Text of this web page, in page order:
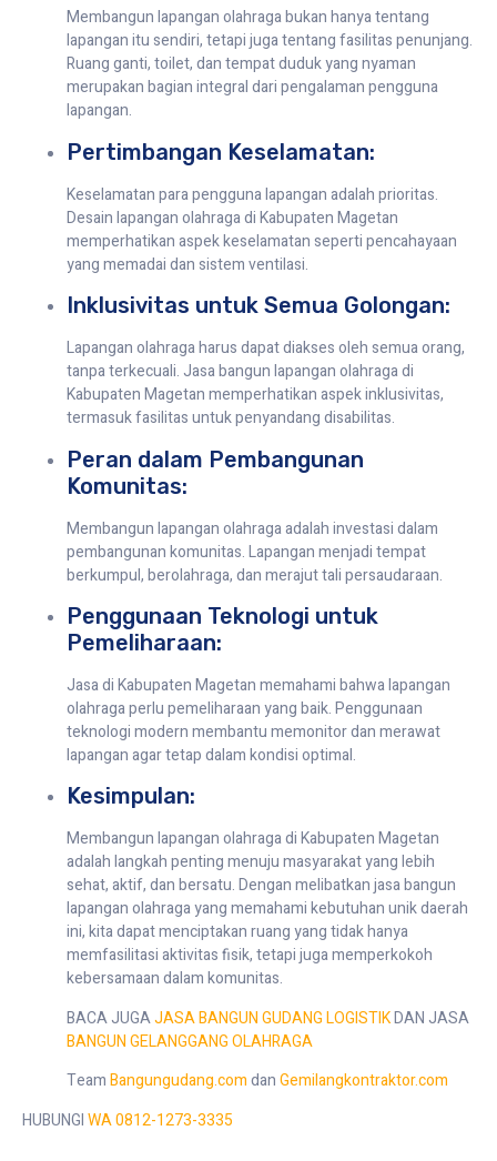
Membangun lapangan olahraga bukan hanya tentang
lapangan itu sendiri, tetapi juga tentang fasilitas penunjang.
Ruang ganti, toilet, dan tempat duduk yang nyaman
merupakan bagian integral dari pengalaman pengguna
lapangan.
Pertimbangan Keselamatan:
Keselamatan para pengguna lapangan adalah prioritas.
Desain lapangan olahraga di Kabupaten Magetan
memperhatikan aspek keselamatan seperti pencahayaan
yang memadai dan sistem ventilasi.
Inklusivitas untuk Semua Golongan:
Lapangan olahraga harus dapat diakses oleh semua orang,
tanpa terkecuali. Jasa bangun lapangan olahraga di
Kabupaten Magetan memperhatikan aspek inklusivitas,
termasuk fasilitas untuk penyandang disabilitas.
Peran dalam Pembangunan
Komunitas:
Membangun lapangan olahraga adalah investasi dalam
pembangunan komunitas. Lapangan menjadi tempat
berkumpul, berolahraga, dan merajut tali persaudaraan.
Penggunaan Teknologi untuk
Pemeliharaan:
Jasa di Kabupaten Magetan memahami bahwa lapangan
olahraga perlu pemeliharaan yang baik. Penggunaan
teknologi modern membantu memonitor dan merawat
lapangan agar tetap dalam kondisi optimal.
Kesimpulan:
Membangun lapangan olahraga di Kabupaten Magetan
adalah langkah penting menuju masyarakat yang lebih
sehat, aktif, dan bersatu. Dengan melibatkan jasa bangun
lapangan olahraga yang memahami kebutuhan unik daerah
ini, kita dapat menciptakan ruang yang tidak hanya
memfasilitasi aktivitas fisik, tetapi juga memperkokoh
kebersamaan dalam komunitas.
BACA JUGAJASA BANGUN GUDANG LOGISTIKDAN JASA
BANGUN GELANGGANG OLAHRAGA
TeamBangungudang.comdanGemilangkontraktor.com
HUBUNGIWA 0812-1273-3335